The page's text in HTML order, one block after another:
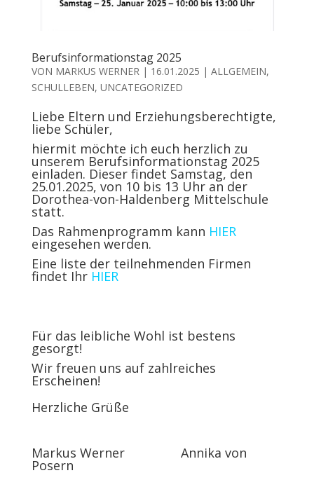
Berufsinformationstag 2025
VON MARKUS WERNER| 16.01.2025 | ALLGEMEIN,
SCHULLEBEN, UNCATEGORIZED
Liebe Eltern und Erziehungsberechtigte,
liebe Schüler,
hiermit möchte ich euch herzlich zu
unserem Berufsinformationstag 2025
einladen. Dieser findet Samstag, den
25.01.2025, von 10 bis 13 Uhr an der
Dorothea-von-Haldenberg Mittelschule
statt.
Das Rahmenprogramm kann HIER
eingesehen werden.
Eine liste der teilnehmenden Firmen
findet Ihr HIER
Für das leibliche Wohl ist bestens
gesorgt!
Wir freuen uns auf zahlreiches
Erscheinen!
Herzliche Grüße
Markus Werner Annika von
Posern